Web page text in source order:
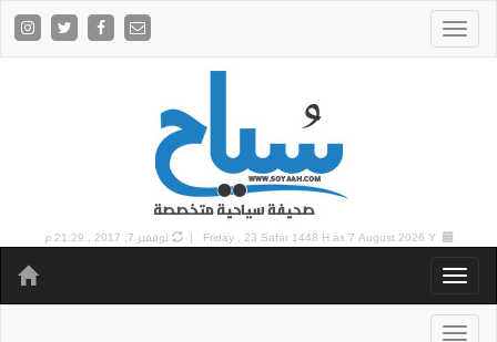
Friday , 23 Safar 1448 H as7 August 2026 Y | نوفمبر 7, 2017 , 21:29 م